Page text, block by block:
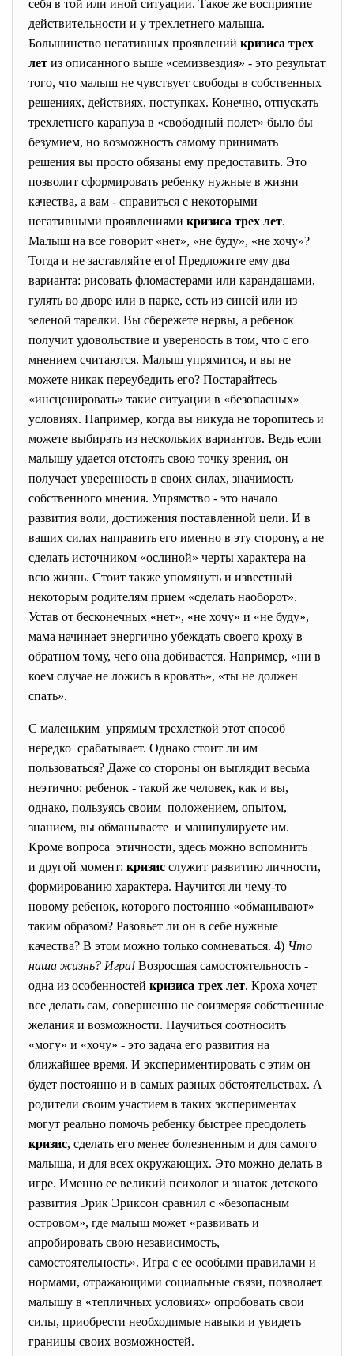
себя в той или иной ситуации. Такое же восприятие
действительности и у трехлетнего малыша.
Большинство негативных проявлений кризиса трех
лет из описанного выше «семизвездия» - это результат
того, что малыш не чувствует свободы в собственных
решениях, действиях, поступках. Конечно, отпускать
трехлетнего карапуза в «свободный полет» было бы
безумием, но возможность самому принимать
решения вы просто обязаны ему предоставить. Это
позволит сформировать ребенку нужные в жизни
качества, а вам - справиться с некоторыми
негативными проявлениями кризиса трех лет.
Малыш на все говорит «нет», «не буду», «не хочу»?
Тогда и не заставляйте его! Предложите ему два
варианта: рисовать фломастерами или карандашами,
гулять во дворе или в парке, есть из синей или из
зеленой тарелки. Вы сбережете нервы, а ребенок
получит удовольствие и увереность в том, что с его
мнением считаются. Малыш упрямится, и вы не
можете никак переубедить его? Постарайтесь
«инсценировать» такие ситуации в «безопасных»
условиях. Например, когда вы никуда не торопитесь и
можете выбирать из нескольких вариантов. Ведь если
малышу удается отстоять свою точку зрения, он
получает уверенность в своих силах, значимость
собственного мнения. Упрямство - это начало
развития воли, достижения поставленной цели. И в
ваших силах направить его именно в эту сторону, а не
сделать источником «ослиной» черты характера на
всю жизнь. Стоит также упомянуть и известный
некоторым родителям прием «сделать наоборот».
Устав от бесконечных «нет», «не хочу» и «не буду»,
мама начинает энергично убеждать своего кроху в
обратном тому, чего она добивается. Например, «ни в
коем случае не ложись в кровать», «ты не должен
спать».
С маленьким упрямым трехлеткой этот способ
нередко срабатывает. Однако стоит ли им
пользоваться? Даже со стороны он выглядит весьма
неэтично: ребенок - такой же человек, как и вы,
однако, пользуясь своим положением, опытом,
знанием, вы обманываете и манипулируете им.
Кроме вопроса этичности, здесь можно вспомнить
и другой момент: кризис служит развитию личности,
формированию характера. Научится ли чему-то
новому ребенок, которого постоянно «обманывают»
таким образом? Разовьет ли он в себе нужные
качества? В этом можно только сомневаться. 4) Что
наша жизнь? Игра! Возросшая самостоятельность -
одна из особенностей кризиса трех лет. Кроха хочет
все делать сам, совершенно не соизмеряя собственные
желания и возможности. Научиться соотносить
«могу» и «хочу» - это задача его развития на
ближайшее время. И экспериментировать с этим он
будет постоянно и в самых разных обстоятельствах. А
родители своим участием в таких экспериментах
могут реально помочь ребенку быстрее преодолеть
кризис, сделать его менее болезненным и для самого
малыша, и для всех окружающих. Это можно делать в
игре. Именно ее великий психолог и знаток детского
развития Эрик Эриксон сравнил с «безопасным
островом», где малыш может «развивать и
апробировать свою независимость,
самостоятельность». Игра с ее особыми правилами и
нормами, отражающими социальные связи, позволяет
малышу в «тепличных условиях» опробовать свои
силы, приобрести необходимые навыки и увидеть
границы своих возможностей.